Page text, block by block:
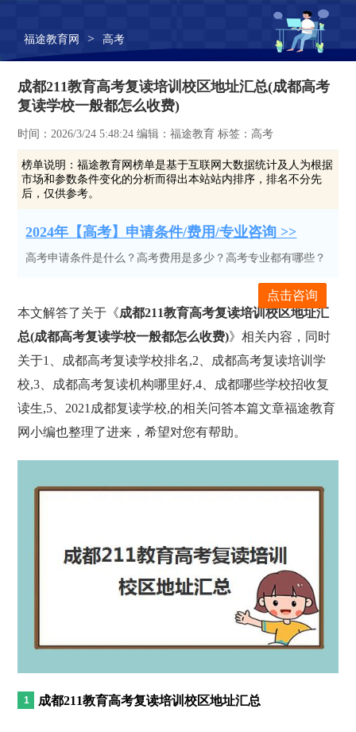
福途教育网 > 高考
成都211教育高考复读培训校区地址汇总(成都高考
复读学校一般都怎么收费)
时间：2026/3/24 5:48:24 编辑：福途教育 标签：高考
榜单说明：福途教育网榜单是基于互联网大数据统计及人为根据
市场和参数条件变化的分析而得出本站站内排序，排名不分先
后，仅供参考。
2024年【高考】申请条件/费用/专业咨询 >>
高考申请条件是什么？高考费用是多少？高考专业都有哪些？
点击咨询
本文解答了关于《成都211教育高考复读培训校区地址汇
总(成都高考复读学校一般都怎么收费)》相关内容，同时
关于1、成都高考复读学校排名,2、成都高考复读培训学
校,3、成都高考复读机构哪里好,4、成都哪些学校招收复
读生,5、2021成都复读学校,的相关问答本篇文章福途教育
网小编也整理了进来，希望对您有帮助。
成都211教育高考复读培训校区地址汇总